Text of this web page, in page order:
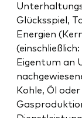
Glücksspiel,
Energien
Eigentum an
Kohle, Öl